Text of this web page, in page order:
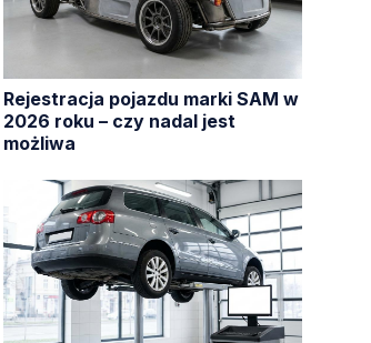
Rejestracja pojazdu marki SAM w
2026 roku – czy nadal jest
możliwa